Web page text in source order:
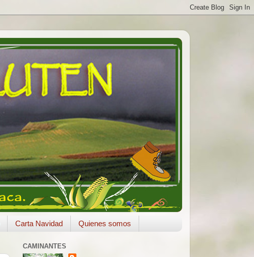
Carta Navidad Quienes somos
CAMINANTES